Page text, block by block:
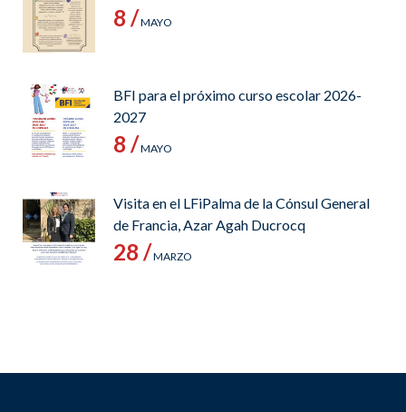
8 /MAYO
BFI para el próximo curso escolar 2026-
2027
8 /MAYO
Visita en el LFiPalma de la Cónsul General
de Francia, Azar Agah Ducrocq
28 /MARZO